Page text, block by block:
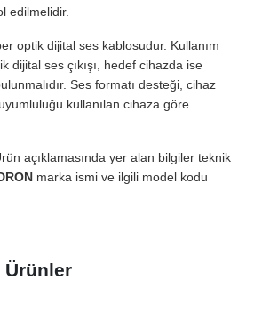
edilmelidir.
optik dijital ses kablosudur. Kullanım
dijital ses çıkışı, hedef cihazda ise
Ses formatı desteği, cihaz
kullanılan cihaza göre
açıklamasında yer alan bilgiler teknik
marka ismi ve ilgili model kodu
Ürünler